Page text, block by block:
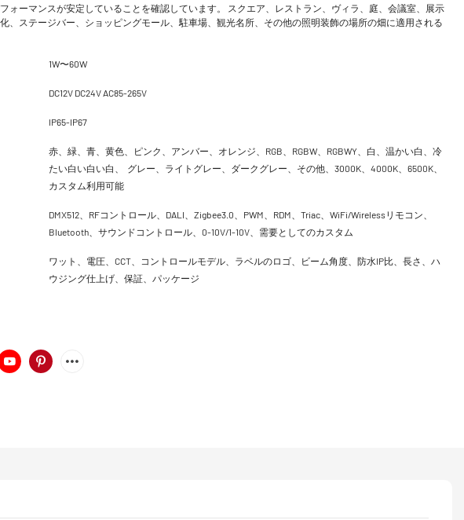
ォーマンスが安定していることを確認しています。 スクエア、レストラン、ヴィラ、庭、会議室、展示
、ステージバー、ショッピングモール、駐車場、観光名所、その他の照明装飾の場所の畑に適用される
1W〜60W
DC12V DC24V AC85-265V
IP65-IP67
赤、緑、青、黄色、ピンク、アンバー、オレンジ、RGB、RGBW、RGBWY、白、温かい白、冷
たい白い白い白、 グレー、ライトグレー、ダークグレー、その他、3000K、4000K、6500K、
カスタム利用可能
DMX512、RFコントロール、DALI、Zigbee3.0、PWM、RDM、Triac、WiFi/Wirelessリモコン、
Bluetooth、サウンドコントロール、0-10V/1-10V、需要としてのカスタム
ワット、電圧、CCT、コントロールモデル、ラベルのロゴ、ビーム角度、防水IP比、長さ、ハ
ウジング仕上げ、保証、パッケージ